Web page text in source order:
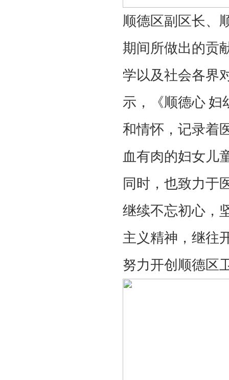
顺德区副区长、
期间所做出的贡
学以及社会各界
示，《顺德心 妇
和情怀，记录着
血有肉的妇女儿
同时，也致力于
继续不忘初心，
主义精神，继往
努力开创顺德区